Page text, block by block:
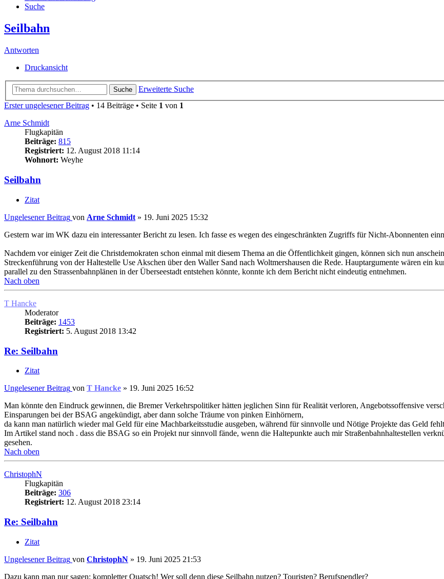
Suche
Seilbahn
Antworten
Druckansicht
Suche
Erweiterte Suche
Erster ungelesener Beitrag • 14 Beiträge • Seite 1 von 1
Arne Schmidt
Flugkapitän
Beiträge: 815
Registriert: 12. August 2018 11:14
Wohnort: Weyhe
Seilbahn
Zitat
Ungelesener Beitrag von Arne Schmidt » 19. Juni 2025 15:32
Gestern war im WK dazu ein interessanter Bericht zu lesen. Ich fasse es wegen des eingeschränkten Zugriffs für Nicht-Abonnenten
Nachdem vor einiger Zeit die Christdemokraten schon einmal mit diesem Thema an die Öffentlichkeit gingen, können sich nun
Streckenführung von der Haltestelle Use Akschen über den Waller Sand nach Woltmershausen die Rede. Hauptargumente wären ein
parallel zu den Strassenbahnplänen in der Überseestadt entstehen könnte, konnte ich dem Bericht nicht eindeutig entnehmen.
Nach oben
T Hancke
Moderator
Beiträge: 1453
Registriert: 5. August 2018 13:42
Re: Seilbahn
Zitat
Ungelesener Beitrag von T Hancke » 19. Juni 2025 16:52
Man könnte den Eindruck gewinnen, die Bremer Verkehrspolitiker hätten jeglichen Sinn für Realität verloren, Angebotssoffensive
Einsparungen bei der BSAG angekündigt, aber dann solche Träume von pinken Einhörnern,
da kann man natürlich wieder mal Geld für eine Machbarkeitsstudie ausgeben, während für sinnvolle und Nötige Projekte das Geld
Im Artikel stand noch . dass die BSAG so ein Projekt nur sinnvoll fände, wenn die Haltepunkte auch mir Straßenbahnhaltestellen
gesehen.
Nach oben
ChristophN
Flugkapitän
Beiträge: 306
Registriert: 12. August 2018 23:14
Re: Seilbahn
Zitat
Ungelesener Beitrag von ChristophN » 19. Juni 2025 21:53
Dazu kann man nur sagen: kompletter Quatsch! Wer soll denn diese Seilbahn nutzen? Touristen? Berufspendler?